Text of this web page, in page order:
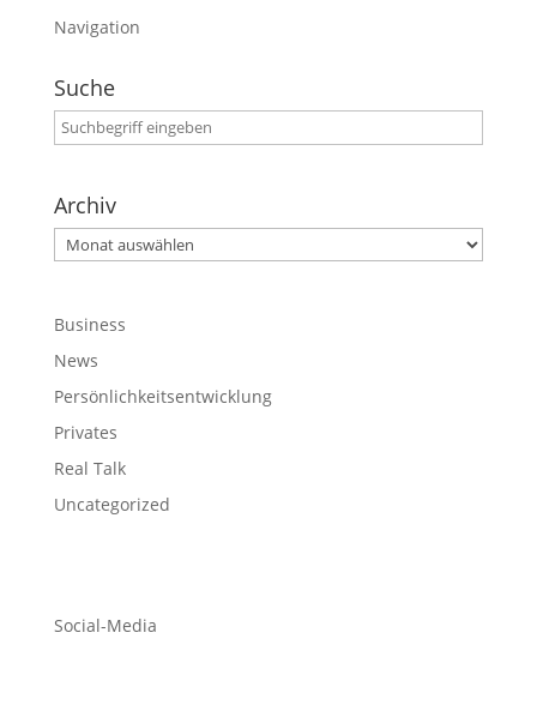
Navigation
Suche
Archiv
Archiv
Business
News
Persönlichkeitsentwicklung
Privates
Real Talk
Uncategorized
Social-Media